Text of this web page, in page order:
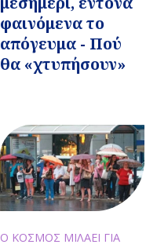
φαινόμενα το
απόγευμα - Πού
θα «χτυπήσουν»
Ο ΚΟΣΜΟΣ ΜΙΛΑΕΙ ΓΙΑ